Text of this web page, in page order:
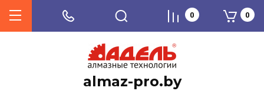
almaz-pro.by
0 0